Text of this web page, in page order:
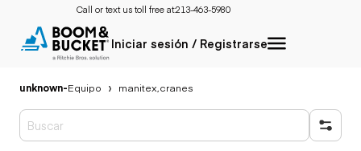
Call or text us toll free at:213-463-5980
Iniciar sesión / Registrarse
unknown-Equipo manitex,cranes